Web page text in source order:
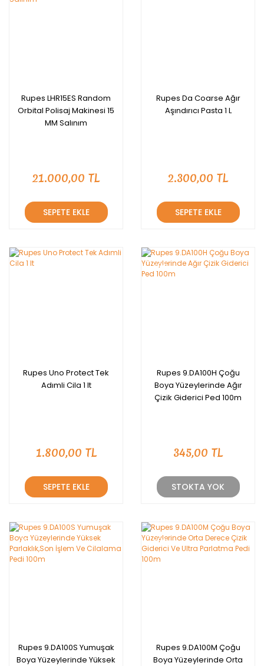
Rupes LHR15ES Random
Orbital Polisaj Makinesi 15
MM Salınım
21.000,00 TL
SEPETE EKLE
Rupes Da Coarse Ağır
Aşındırıcı Pasta 1 L
2.300,00 TL
SEPETE EKLE
Rupes Uno Protect Tek
Adımli Cila 1 lt
1.800,00 TL
SEPETE EKLE
YENİ
Rupes 9.DA100H Çoğu
Boya Yüzeylerinde Ağır
Çizik Giderici Ped 100m
345,00 TL
STOKTA YOK
YENİ
Rupes 9.DA100S Yumuşak
Boya Yüzeylerinde Yüksek
YENİ
Rupes 9.DA100M Çoğu
Boya Yüzeylerinde Orta